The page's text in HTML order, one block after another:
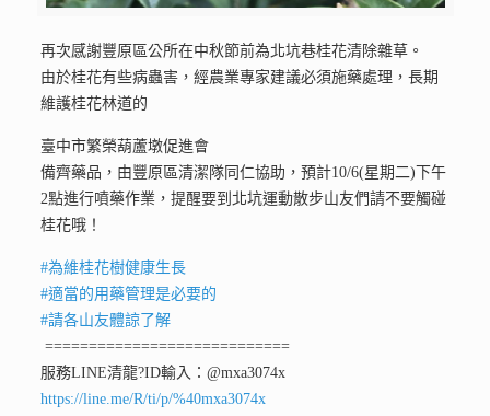
再次感謝豐原區公所在中秋節前為北坑巷桂花清除雜草。
由於桂花有些病蟲害，經農業專家建議必須施藥處理，長期
維護桂花林道的
臺中市繁榮葫蘆墩促進會
備齊藥品，由豐原區清潔隊同仁協助，預計10/6(星期二)下午
2點進行噴藥作業，提醒要到北坑運動散步山友們請不要觸碰
桂花哦！
#為維桂花樹健康生長
#適當的用藥管理是必要的
#請各山友體諒了解
============================
服務LINE清龍?ID輸入：@mxa3074x
https://line.me/R/ti/p/%40mxa3074x